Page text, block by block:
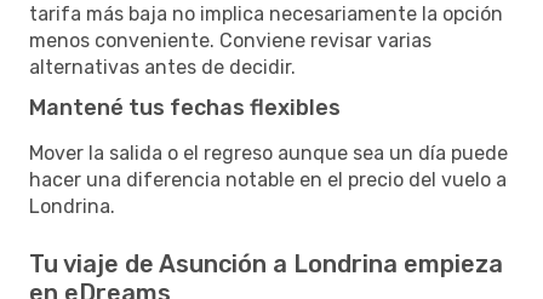
tarifa más baja no implica necesariamente la opción
menos conveniente. Conviene revisar varias
alternativas antes de decidir.
Mantené tus fechas flexibles
Mover la salida o el regreso aunque sea un día puede
hacer una diferencia notable en el precio del vuelo a
Londrina.
Tu viaje de Asunción a Londrina empieza
en eDreams